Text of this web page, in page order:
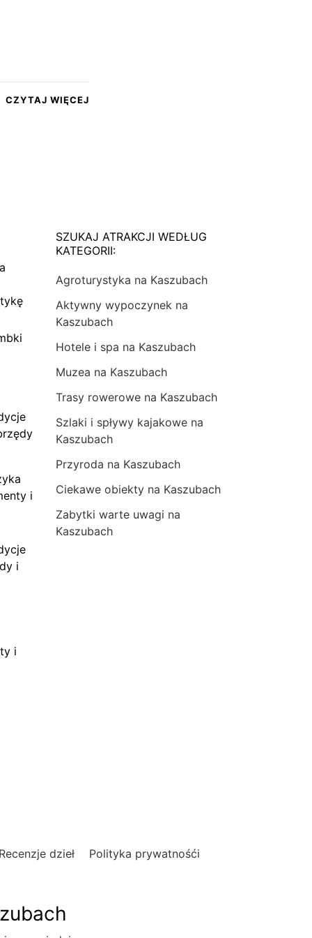
CZYTAJ WIĘCEJ
i
i
i
SZUKAJ ATRAKCJI WEDŁUG
KATEGORII:
Agroturystyka na Kaszubach
Aktywny wypoczynek na
Kaszubach
Hotele i spa na Kaszubach
Muzea na Kaszubach
Trasy rowerowe na Kaszubach
Szlaki i spływy kajakowe na
Kaszubach
Przyroda na Kaszubach
Ciekawe obiekty na Kaszubach
Zabytki warte uwagi na
Kaszubach
dzieł Polityka prywatnośći